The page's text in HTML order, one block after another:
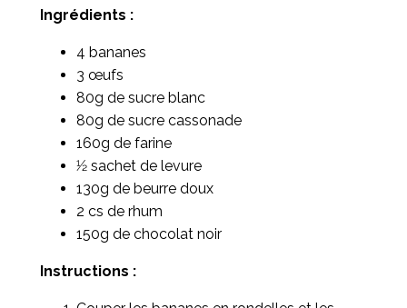
Ingrédients :
4 bananes
3 œufs
80g de sucre blanc
80g de sucre cassonade
160g de farine
1⁄2 sachet de levure
130g de beurre doux
2 cs de rhum
150g de chocolat noir
Instructions :